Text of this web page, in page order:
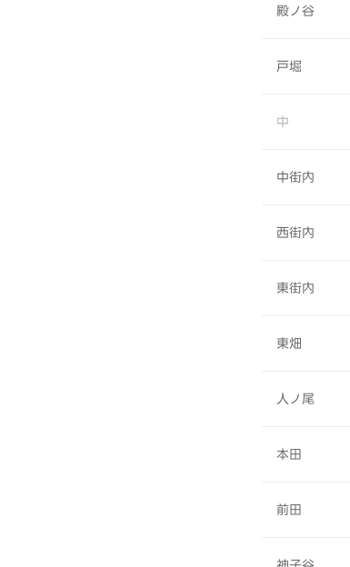
殿ノ谷
戸堀
中
中街内
西街内
東街内
東畑
人ノ尾
本田
前田